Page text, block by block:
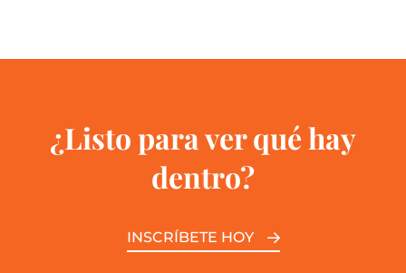
¿Listo para ver qué hay
dentro?
INSCRÍBETE HOY